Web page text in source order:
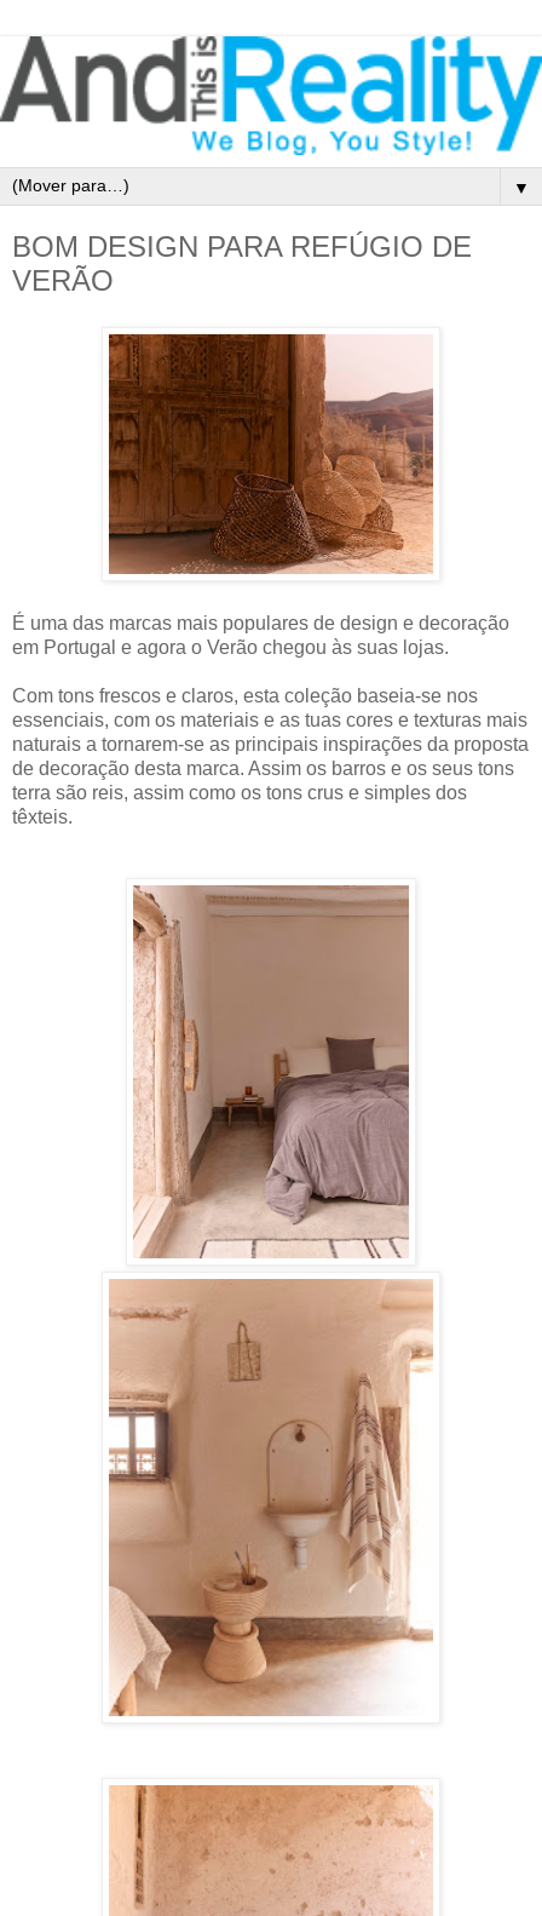
▼
BOM DESIGN PARA REFÚGIO DE
VERÃO
É uma das marcas mais populares de design e decoração
em Portugal e agora o Verão chegou às suas lojas.
Com tons frescos e claros, esta coleção baseia-se nos
essenciais, com os materiais e as tuas cores e texturas mais
naturais a tornarem-se as principais inspirações da proposta
de decoração desta marca. Assim os barros e os seus tons
terra são reis, assim como os tons crus e simples dos
têxteis.